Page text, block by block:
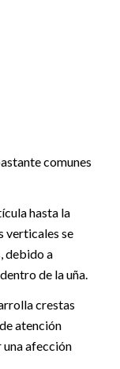
comunes
hasta la
verticales se
debido a
de la uña.
crestas
atención
afección